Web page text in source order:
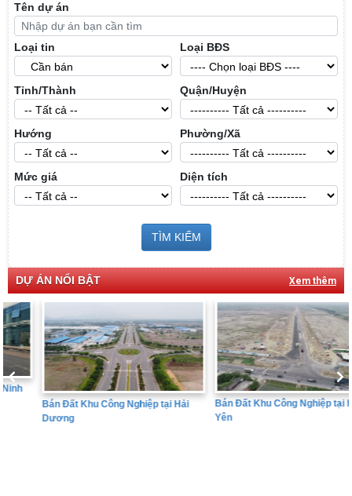
Tên dự án
Loại tin Loại BĐS
Tỉnh/Thành Quận/Huyện
Hướng Phường/Xã
Mức giá Diện tích
TÌM KIẾM
DỰ ÁN NỔI BẬT Xem thêm
Bán Đất Khu Công Nghiệp tại Hải
Bán Đất Khu Công Nghiệp tại Hưng